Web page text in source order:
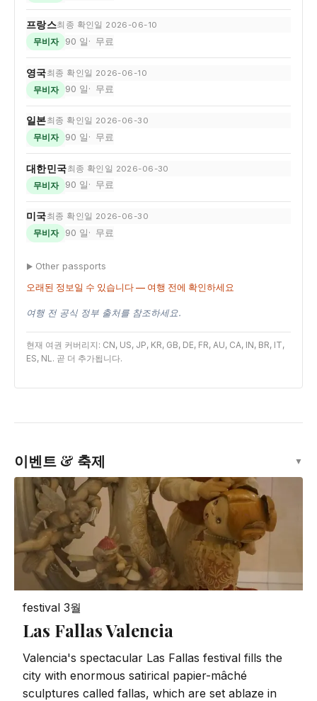
프랑스최종 확인일 2026-06-10
무비자 90 일 무료
영국최종 확인일 2026-06-10
무비자 90 일 무료
일본최종 확인일 2026-06-30
무비자 90 일 무료
대한민국최종 확인일 2026-06-30
무비자 90 일 무료
미국최종 확인일 2026-06-30
무비자 90 일 무료
Other passports
오래된 정보일 수 있습니다 — 여행 전에 확인하세요
여행 전 공식 정부 출처를 참조하세요.
현재 여권 커버리지: CN, US, JP, KR, GB, DE, FR, AU, CA, IN, BR, IT,
ES, NL. 곧 더 추가됩니다.
이벤트 & 축제 ▼
festival 3월
Las Fallas Valencia
Valencia's spectacular Las Fallas festival fills the
city with enormous satirical papier-mâché
sculptures called fallas, which are set ablaze in